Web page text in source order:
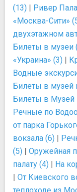
(13) | Ривер
«Москва-Сити»
двухэтажном
Билеты в музеи
«Украина» (3) |
Водные
Билеты в музей
Билеты в Музей
Речные по
от парка
вокзала (6) |
(5) | Оружейная
палату (4) | На
| От Киевского
теплоходе из